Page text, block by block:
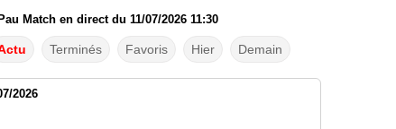
Match en direct du 11/07/2026 11:30
Terminés Favoris Hier Demain
2026